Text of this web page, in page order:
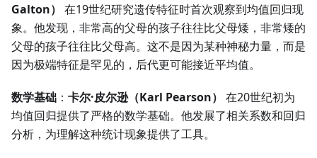
Galton） 在19世纪研究遗传特征时首次观察到均值回归现
象。他发现，非常高的父母的孩子往往比父母矮，非常矮的
父母的孩子往往比父母高。这不是因为某种神秘力量，而是
因为极端特征是罕见的，后代更可能接近平均值。
数学基础 ： 卡尔·皮尔逊（Karl Pearson） 在20世纪初为
均值回归提供了严格的数学基础。他发展了相关系数和回归
分析，为理解这种统计现象提供了工具。